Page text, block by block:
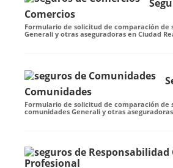
Comercios
Formulario de solicitud de comparación de
Generali y otras aseguradoras en Ciudad
Comunidades
Formulario de solicitud de comparación de
comunidades Generali y otras